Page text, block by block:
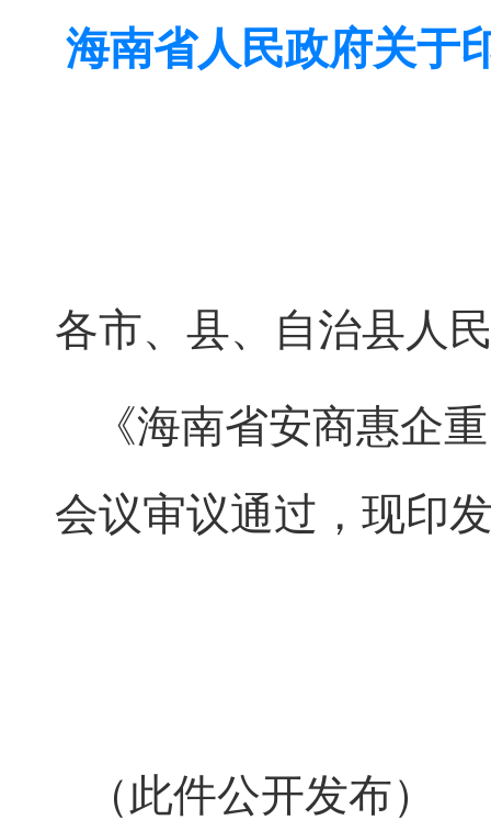
海南省人民政府关于
各市、县、自治县人
《海南省安商惠企
会议审议通过，现印
（此件公开发布）